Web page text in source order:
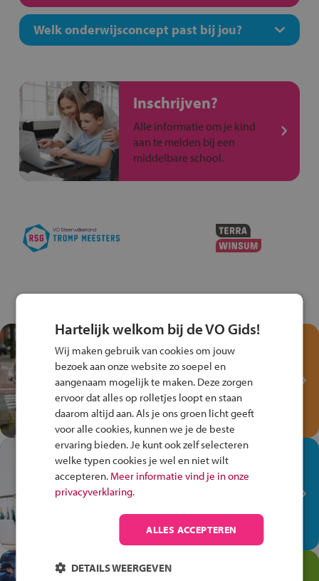
Welk onderwijsconcept past bij jou?
Inschrijven?
Alle informatie om je kind
aan te melden bij een
middelbare school.
Test je kennis met het
Fiets Veilig
Verkeersspel!
Speel het Fiets Veilig Verkeersspel
en win een Cortina-fiets!
In de winkel ben je op je
plek!
Ontdek via het vmbo jouw talent
op de winkelvloer, waar elke dag
anders is!
Jouw talent in de
Hartelijk welkom bij de VO Gids!
Wij maken gebruik van cookies om jouw
bezoek aan onze website zo soepel en
aangenaam mogelijk te maken. Deze zorgen
ervoor dat alles op rolletjes loopt en staan
daarom altijd aan. Als je ons groen licht geeft
voor alle cookies, kunnen we je de beste
ervaring bieden. Je kunt ook zelf selecteren
welke typen cookies je wel en niet wilt
accepteren. Meer informatie vind je in onze
privacyverklaring.
ALLES ACCEPTEREN
DETAILS WEERGEVEN